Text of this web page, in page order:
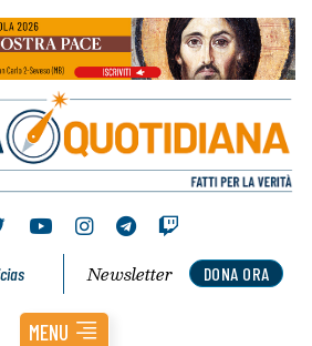
DONA ORA
Newsletter
MENU